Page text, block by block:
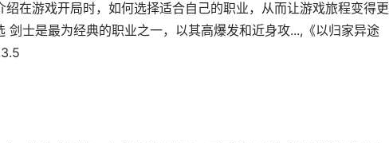
在游戏开局时，如何选择适合自己的职业，从而让游戏旅程变得更
剑士是最为经典的职业之一，以其高爆发和近身攻...,《以归家异途